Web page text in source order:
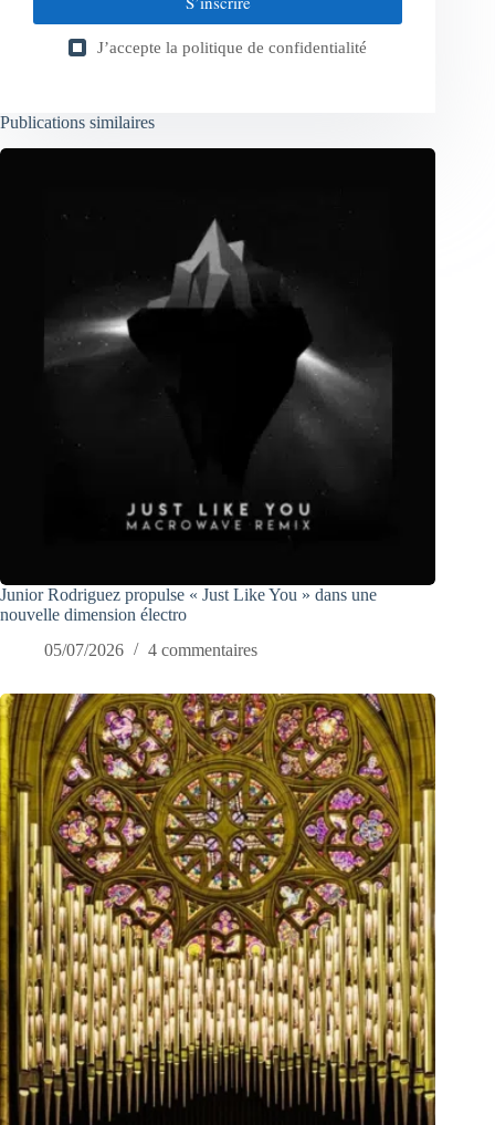
J’accepte la politique de confidentialité
Publications similaires
Junior Rodriguez propulse « Just Like You » dans une
nouvelle dimension électro
05/07/2026
4 commentaires